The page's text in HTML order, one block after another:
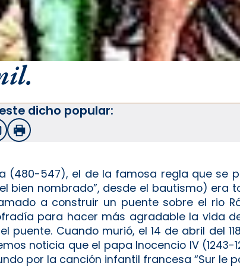
dicho popular:
Imprimir
(480-547), el de la famosa regla que se
bien nombrado”, desde el bautismo) era
a construir un puente sobre el rio
para hacer más agradable la vida
Cuando murió, el 14 de abril del
noticia que el papa Inocencio IV (1243-
por la canción infantil francesa “Sur le